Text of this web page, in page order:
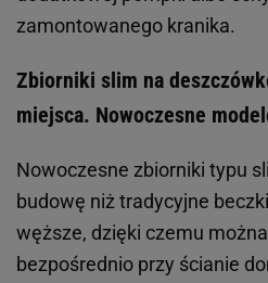
zamontowanego kranika.
Zbiorniki slim na
miejsca. Nowoczesne
Nowoczesne zbiorniki typu
budowę niż tradycyjne
węższe, dzięki czemu
bezpośrednio przy ścianie